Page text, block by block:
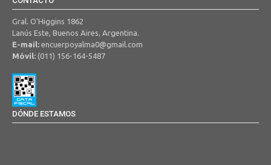
Gral. O'Higgins 1862
Lanús Este, Buenos Aires, Argentina.
E-mail: encuerpoyalma0@gmail.com
Móvil: (011) 156-164-5487
DÓNDE ESTAMOS